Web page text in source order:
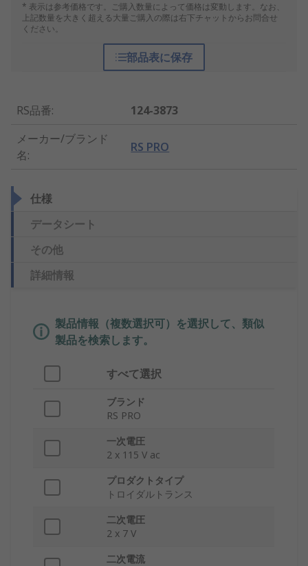
* 表示は参考価格です。ご購入数量によって価格は変動します。なお、
上記数量を大きく超える大量ご購入の際は右下チャットからお問合せ
ください。
部品表に保存
RS品番:
124-3873
メーカー/ブランド
名:
RS PRO
仕様
データシート
その他
詳細情報
製品情報（複数選択可）を選択して、類似
製品を検索します。
すべて選択
ブランド
RS PRO
一次電圧
2 x 115 V ac
プロダクトタイプ
トロイダルトランス
二次電圧
2 x 7 V
二次電流